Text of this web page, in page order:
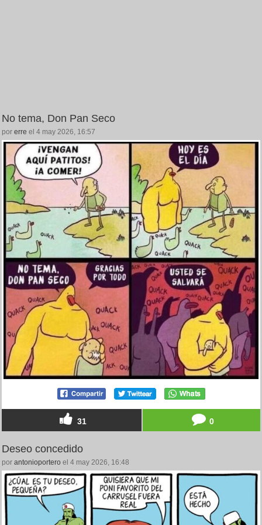
No tema, Don Pan Seco
por erre el 4 may 2026, 16:57
31 0
Deseo concedido
por antonioportero el 4 may 2026, 16:48